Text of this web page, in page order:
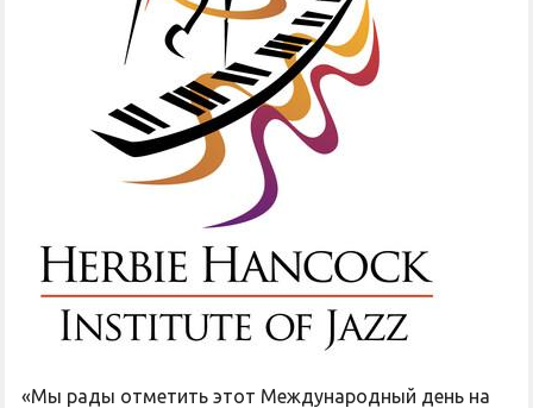
«Мы рады отметить этот Международный день на